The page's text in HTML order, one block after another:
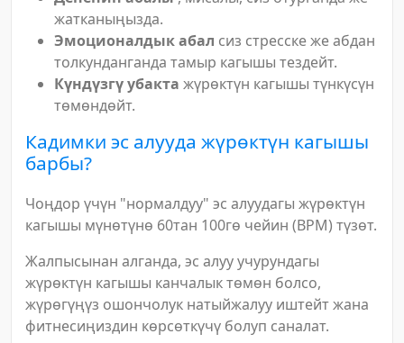
жатканыңызда.
Эмоционалдык абал сиз стресске же абдан
толкунданганда тамыр кагышы тездейт.
Күндүзгү убакта жүрөктүн кагышы түнкүсүн
төмөндөйт.
Кадимки эс алууда жүрөктүн кагышы
барбы?
Чоңдор үчүн "нормалдуу" эс алуудагы жүрөктүн
кагышы мүнөтүнө 60тан 100гө чейин (BPM) түзөт.
Жалпысынан алганда, эс алуу учурундагы
жүрөктүн кагышы канчалык төмөн болсо,
жүрөгүңүз ошончолук натыйжалуу иштейт жана
фитнесиңиздин көрсөткүчү болуп саналат.